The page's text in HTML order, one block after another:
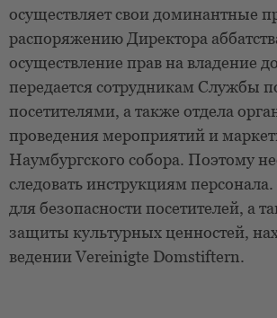
осуществляет свои доминантные
распоряжению Директора
осуществление прав на владение
передается сотрудникам Службы
посетителями, а также отдела
проведения мероприятий и
Наумбургского собора. Поэтому
следовать инструкциям
для безопасности посетителей, а
защиты культурных ценностей,
ведении Vereinigte Domstiftern.